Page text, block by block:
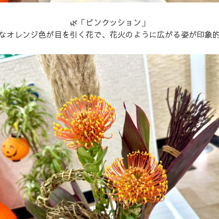
🌿「ピンクッション」
オレンジ色が目を引く花で、花火のように広がる姿が印象